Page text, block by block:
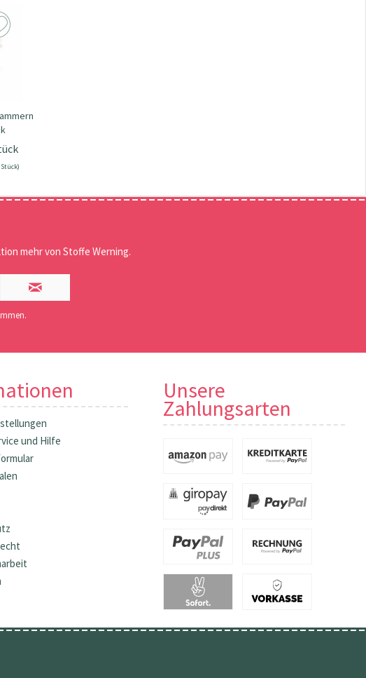
mehr von Stoffe Werning.
und Hilfe
Unsere
Zahlungsarten